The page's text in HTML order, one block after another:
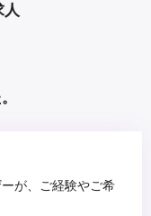
人
が、ご経験やご希